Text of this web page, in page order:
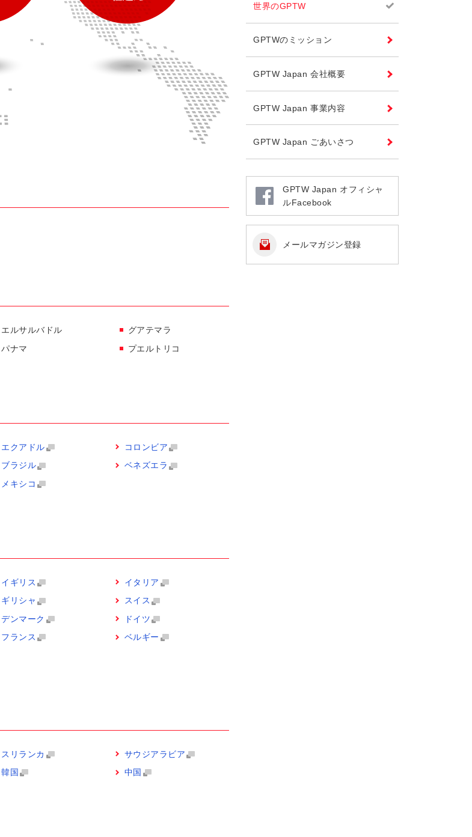
エルサルバドル
グアテマラ
パナマ プエルトリコ
エクアドル
コロンビア
ブラジル
ベネズエラ
メキシコ
イギリス
イタリア
ギリシャ
スイス
デンマーク
ドイツ
フランス
ベルギー
スリランカ
サウジアラビア
韓国
中国
世界のGPTW
GPTWのミッション
GPTW Japan 会社概要
GPTW Japan 事業内容
GPTW Japan ごあいさつ
GPTW Japan オフィシャ
ルFacebook
メールマガジン登録